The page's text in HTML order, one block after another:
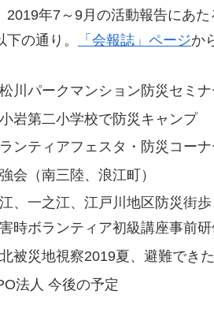
2019年7～9月の活動報告にあた
の通り。
「会報誌」ページか
川パークマンション防災セミ
小岩第二小学校で防災キャンプ
ンティアフェスタ・防災コーナ
会（南三陸、浪江町）
、一之江、江戸川地区防災街歩
時ボランティア初級講座事前研
被災地視察2019夏、避難でき
法人 今後の予定